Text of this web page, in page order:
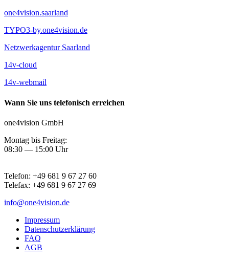
one4vision.saarland
TYPO3-by.one4vision.de
Netzwerkagentur Saarland
14v-cloud
14v-webmail
Wann Sie uns telefonisch erreichen
one4vision GmbH
Montag bis Freitag:
08:30 — 15:00 Uhr
Telefon: +49 681 9 67 27 60
Telefax: +49 681 9 67 27 69
info@one4vision.de
Impressum
Datenschutzerklärung
FAQ
AGB